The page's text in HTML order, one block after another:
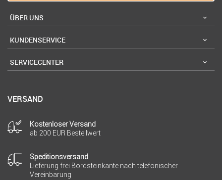
ÜBER UNS
KUNDENSERVICE
SERVICECENTER
VERSAND
Kostenloser Versand
ab 200 EUR Bestellwert
Speditionsversand
Lieferung frei Bordsteinkante nach telefonischer
Vereinbarung